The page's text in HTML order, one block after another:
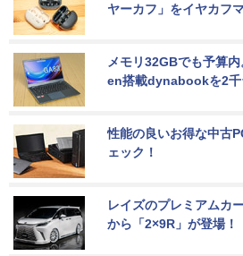
ヤーカフ」をイヤカフ
メモリ32GBでも予算
en搭載dynabookを2千
性能の良いお得な中古
ェック！
レイズのプレミアムカ
から「2×9R」が登場！